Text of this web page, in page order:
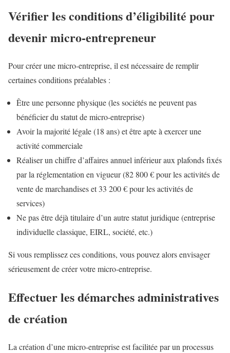
Vérifier les conditions d’éligibilité pour
devenir micro-entrepreneur
Pour créer une micro-entreprise, il est nécessaire de remplir
certaines conditions préalables :
Être une personne physique (les sociétés ne peuvent pas
bénéficier du statut de micro-entreprise)
Avoir la majorité légale (18 ans) et être apte à exercer une
activité commerciale
Réaliser un chiffre d’affaires annuel inférieur aux plafonds fixés
par la réglementation en vigueur (82 800 € pour les activités de
vente de marchandises et 33 200 € pour les activités de
services)
Ne pas être déjà titulaire d’un autre statut juridique (entreprise
individuelle classique, EIRL, société, etc.)
Si vous remplissez ces conditions, vous pouvez alors envisager
sérieusement de créer votre micro-entreprise.
Effectuer les démarches administratives
de création
La création d’une micro-entreprise est facilitée par un processus